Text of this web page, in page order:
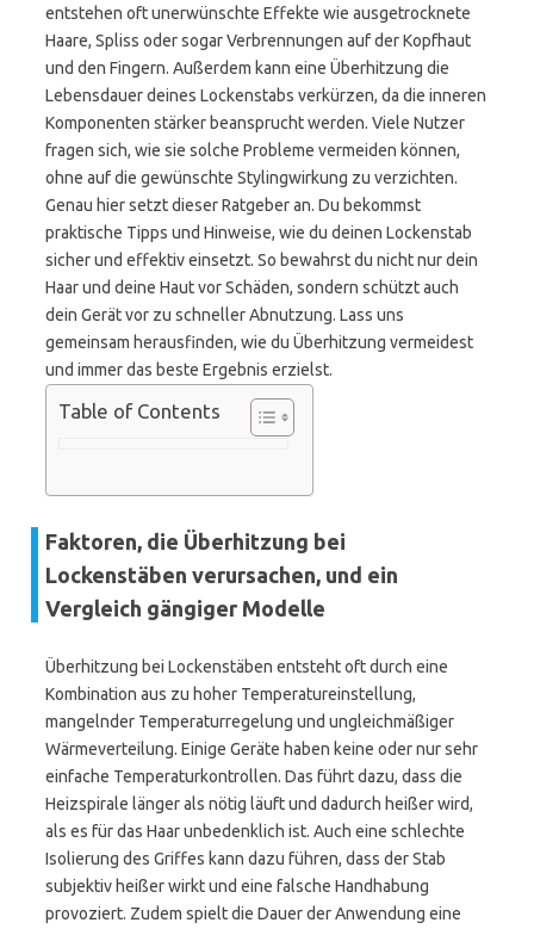
entstehen oft unerwünschte Effekte wie ausgetrocknete
Haare, Spliss oder sogar Verbrennungen auf der Kopfhaut
und den Fingern. Außerdem kann eine Überhitzung die
Lebensdauer deines Lockenstabs verkürzen, da die inneren
Komponenten stärker beansprucht werden. Viele Nutzer
fragen sich, wie sie solche Probleme vermeiden können,
ohne auf die gewünschte Stylingwirkung zu verzichten.
Genau hier setzt dieser Ratgeber an. Du bekommst
praktische Tipps und Hinweise, wie du deinen Lockenstab
sicher und effektiv einsetzt. So bewahrst du nicht nur dein
Haar und deine Haut vor Schäden, sondern schützt auch
dein Gerät vor zu schneller Abnutzung. Lass uns
gemeinsam herausfinden, wie du Überhitzung vermeidest
und immer das beste Ergebnis erzielst.
Table of Contents
Faktoren, die Überhitzung bei
Lockenstäben verursachen, und ein
Vergleich gängiger Modelle
Überhitzung bei Lockenstäben entsteht oft durch eine
Kombination aus zu hoher Temperatureinstellung,
mangelnder Temperaturregelung und ungleichmäßiger
Wärmeverteilung. Einige Geräte haben keine oder nur sehr
einfache Temperaturkontrollen. Das führt dazu, dass die
Heizspirale länger als nötig läuft und dadurch heißer wird,
als es für das Haar unbedenklich ist. Auch eine schlechte
Isolierung des Griffes kann dazu führen, dass der Stab
subjektiv heißer wirkt und eine falsche Handhabung
provoziert. Zudem spielt die Dauer der Anwendung eine